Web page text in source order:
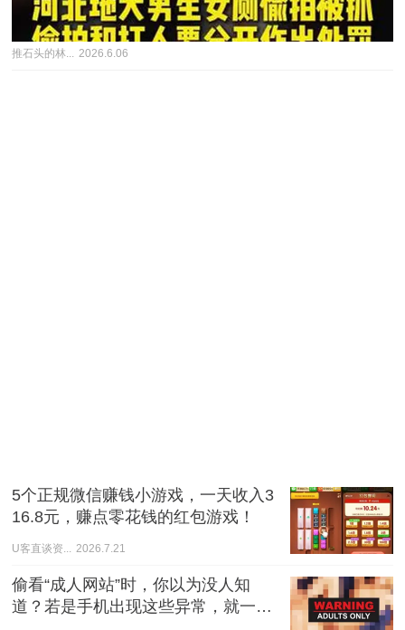
推石头的林... 2026.6.06
5个正规微信赚钱小游戏，一天收入3
16.8元，赚点零花钱的红包游戏！
U客直谈资... 2026.7.21
偷看“成人网站”时，你以为没人知
道？若是手机出现这些异常，就一定